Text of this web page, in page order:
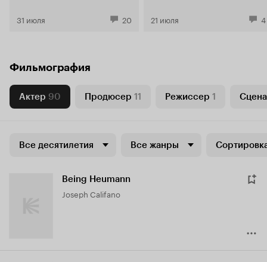
31 июля 20 21 июля 4
Фильмография
Актер 90 Продюсер 11 Режиссер 1
Все десятилетия Все жанры
Being Heumann
Joseph Califano